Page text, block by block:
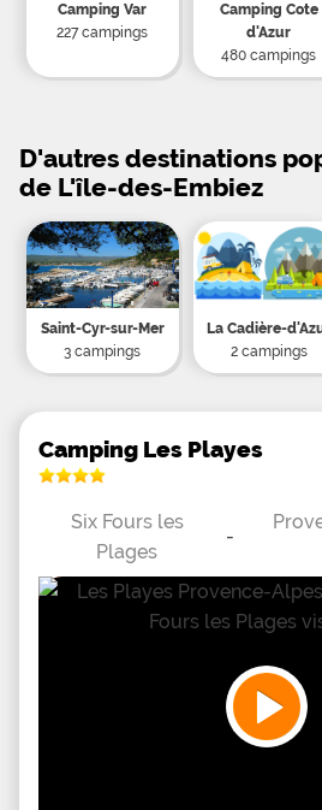
Camping Var
227 campings
Camping Cote
d'Azur
480 campings
D'autres destinations
de L'île-des-Embiez
Saint-Cyr-sur-Mer
3 campings
La Cadière-
2 campings
Camping Les Playes
Six Fours les
Plages
-